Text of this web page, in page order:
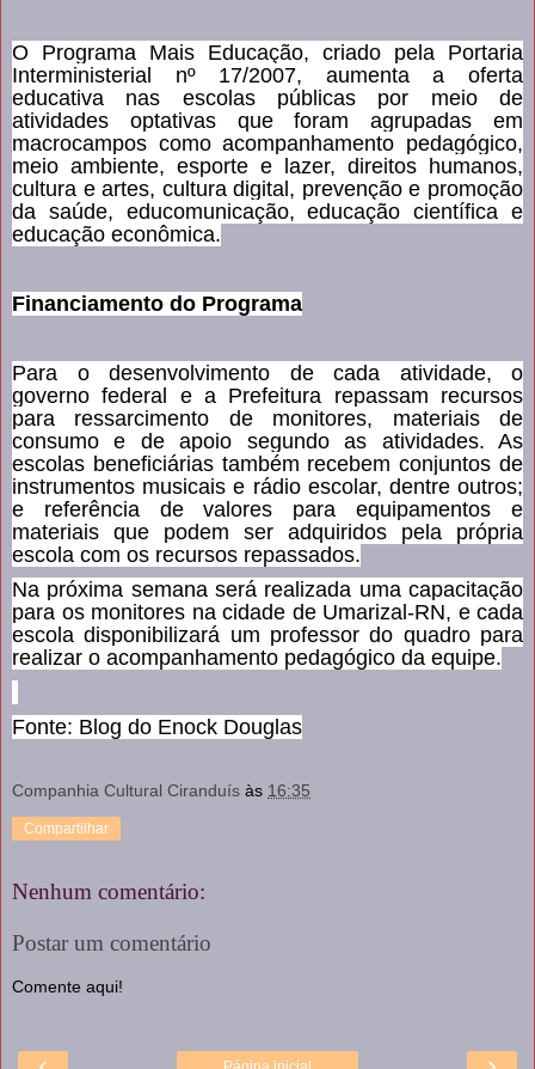
O Programa Mais Educação, criado pela Portaria
Interministerial nº 17/2007, aumenta a oferta
educativa nas escolas públicas por meio de
atividades optativas que foram agrupadas em
macrocampos como acompanhamento pedagógico,
meio ambiente, esporte e lazer, direitos humanos,
cultura e artes, cultura digital, prevenção e promoção
da saúde, educomunicação, educação científica e
educação econômica.
Financiamento do Programa
Para o desenvolvimento de cada atividade, o
governo federal e a Prefeitura repassam recursos
para ressarcimento de monitores, materiais de
consumo e de apoio segundo as atividades. As
escolas beneficiárias também recebem conjuntos de
instrumentos musicais e rádio escolar, dentre outros;
e referência de valores para equipamentos e
materiais que podem ser adquiridos pela própria
escola com os recursos repassados.
Na próxima semana será realizada uma capacitação
para os monitores na cidade de Umarizal-RN, e cada
escola disponibilizará um professor do quadro para
realizar o acompanhamento pedagógico da equipe.
Fonte: Blog do Enock Douglas
Companhia Cultural Ciranduís às 16:35
Compartilhar
Nenhum comentário:
Postar um comentário
Comente aqui!